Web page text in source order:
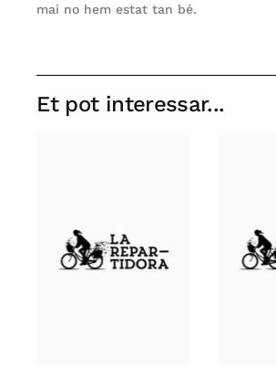
mai no hem estat tan bé.
Et pot interessar...